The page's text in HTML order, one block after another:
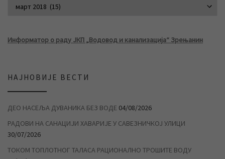
Информатор о раду ЈКП „Водовод и канализација“ Зрењанин
НАЈНОВИЈЕ ВЕСТИ
ДЕО НАСЕЉА ДУВАНИКА БЕЗ ВОДЕ 04/08/2026
РАДОВИ НА САНАЦИЈИ ХАВАРИЈЕ У САВЕЗНИЧКОЈ УЛИЦИ
30/07/2026
ТОКОМ ТОПЛОТНОГ ТАЛАСА РАЦИОНАЛНО ТРОШИТЕ ВОДУ